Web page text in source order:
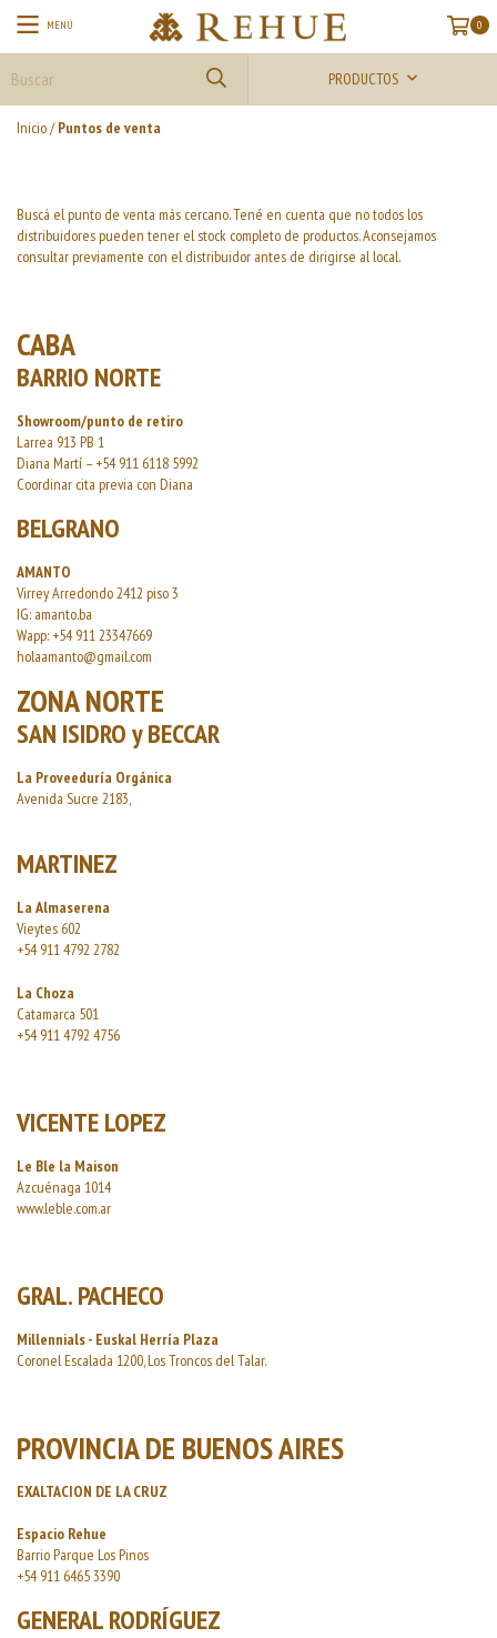
MENÚ 0
PRODUCTOS
Inicio/ Puntos de venta
Buscá el punto de venta más cercano. Tené en cuenta que no todos los
distribuidores pueden tener el stock completo de productos. Aconsejamos
consultar previamente con el distribuidor antes de dirigirse al local.
CABA
BARRIO NORTE
Showroom/punto de retiro
Larrea 913 PB 1
Diana Martí – +54 911 6118 5992
Coordinar cita previa con Diana
BELGRANO
AMANTO
Virrey Arredondo 2412 piso 3
IG: amanto.ba
Wapp: +54 911 23347669
holaamanto@gmail.com
ZONA NORTE
SAN ISIDRO y BECCAR
La Proveeduría Orgánica
Avenida Sucre 2183,
MARTINEZ
La Almaserena
Vieytes 602
+54 911 4792 2782
La Choza
Catamarca 501
+54 911 4792 4756
VICENTE LOPEZ
Le Ble la Maison
Azcuénaga 1014
www.leble.com.ar
GRAL. PACHECO
Millennials - Euskal Herría Plaza
Coronel Escalada 1200, Los Troncos del Talar.
PROVINCIA DE BUENOS AIRES
EXALTACION DE LA CRUZ
Espacio Rehue
Barrio Parque Los Pinos
+54 911 6465 3390
GENERAL RODRÍGUEZ